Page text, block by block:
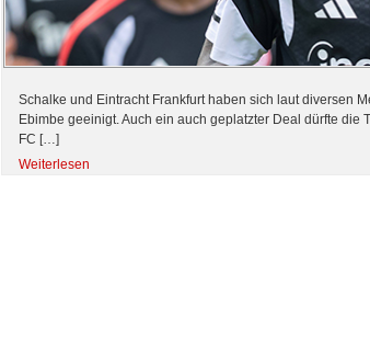
Schalke und Eintracht Frankfurt haben sich laut diversen
Ebimbe geeinigt. Auch ein auch geplatzter Deal dürfte die
FC […]
Weiterlesen